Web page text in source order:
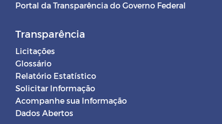
Portal da Transparência do Governo Federal
Transparência
Licitações
Glossário
Relatório Estatístico
Solicitar Informação
Acompanhe sua Informação
Dados Abertos